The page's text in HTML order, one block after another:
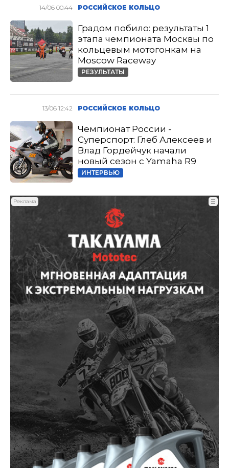
14/06 00:44 РОССИЙСКОЕ КОЛЬЦО
Градом побило: результаты 1
этапа чемпионата Москвы по
кольцевым мотогонкам на
Moscow Raceway
РЕЗУЛЬТАТЫ
13/06 12:42 РОССИЙСКОЕ КОЛЬЦО
Чемпионат России -
Суперспорт: Глеб Алексеев и
Влад Гордейчук начали
новый сезон с Yamaha R9
ИНТЕРВЬЮ
Реклама ☰